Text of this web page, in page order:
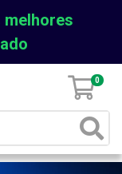
melhores
0